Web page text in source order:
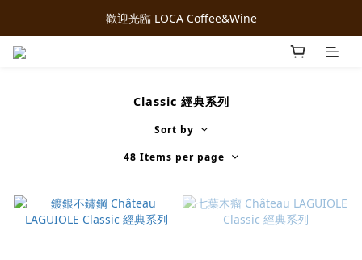
歡迎光臨 LOCA Coffee&Wine
Classic 經典系列
Sort by
48 Items per page